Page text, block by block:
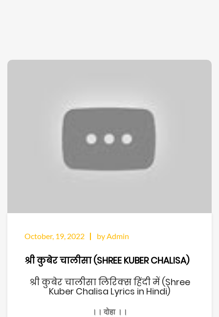
October, 19, 2022 by Admin
श्री कुबेर चालीसा (SHREE KUBER CHALISA)
श्री कुबेर चालीसा लिरिक्स हिंदी में (Shree
Kuber Chalisa Lyrics in Hindi)
।। दोहा ।।